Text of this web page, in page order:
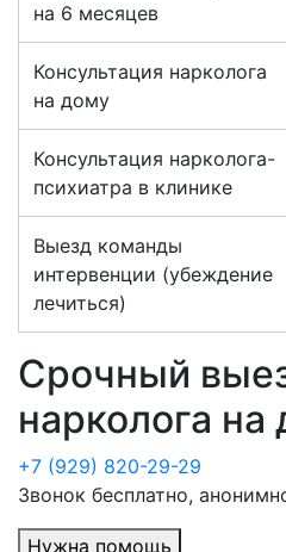
на 6 месяцев
Консультация нарколога
на дому
Консультация нарколога-
психиатра в клинике
Выезд команды
интервенции (убеждение
лечиться)
Срочный
нарколога на
+7 (929) 820-29-29
Звонок бесплатно,
Нужна помощь